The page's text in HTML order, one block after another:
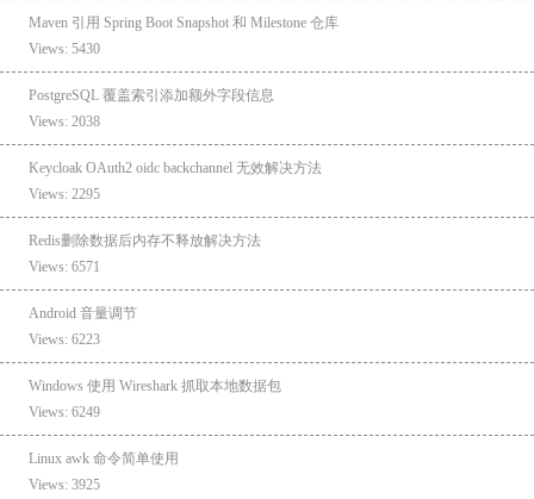
Maven 引用 Spring Boot Snapshot 和 Milestone 仓库
Views: 5430
PostgreSQL 覆盖索引添加额外字段信息
Views: 2038
Keycloak OAuth2 oidc backchannel 无效解决方法
Views: 2295
Redis删除数据后内存不释放解决方法
Views: 6571
Android 音量调节
Views: 6223
Windows 使用 Wireshark 抓取本地数据包
Views: 6249
Linux awk 命令简单使用
Views: 3925